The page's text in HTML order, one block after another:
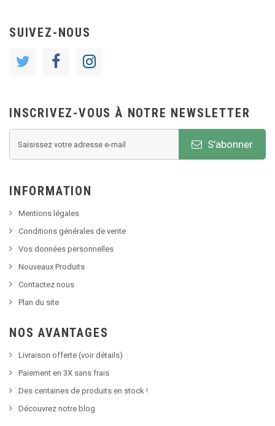
SUIVEZ-NOUS
INSCRIVEZ-VOUS À NOTRE NEWSLETTER
S'abonner
INFORMATION
Mentions légales
Conditions générales de vente
Vos données personnelles
Nouveaux Produits
Contactez nous
Plan du site
NOS AVANTAGES
Livraison offerte (voir détails)
Paiement en 3X sans frais
Des centaines de produits en stock !
Découvrez notre blog